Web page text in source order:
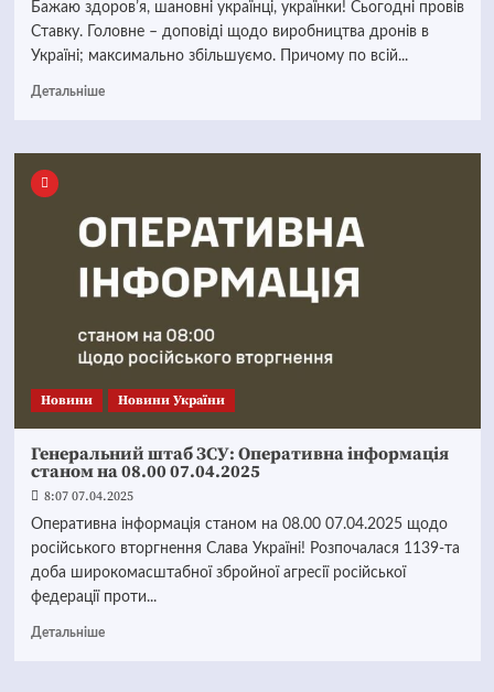
Бажаю здоровʼя, шановні українці, українки! Сьогодні провів
Ставку. Головне – доповіді щодо виробництва дронів в
Україні; максимально збільшуємо. Причому по всій...
Детальніше
Новини Новини України
Генеральний штаб ЗСУ: Оперативна інформація
станом на 08.00 07.04.2025
8:07 07.04.2025
Оперативна інформація станом на 08.00 07.04.2025 щодо
російського вторгнення Слава Україні! Розпочалася 1139-та
доба широкомасштабної збройної агресії російської
федерації проти...
Детальніше